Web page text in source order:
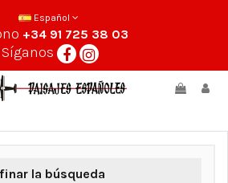
Español
+34 91 725 38 03
| Síganos
la búsqueda